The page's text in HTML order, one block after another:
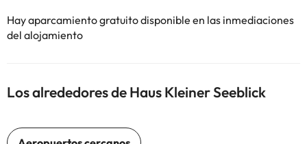
Hay aparcamiento gratuito disponible en las inmediaciones
del alojamiento
Los alrededores de Haus Kleiner Seeblick